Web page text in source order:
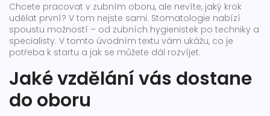
Chcete pracovat v zubním oboru, ale nevíte, jaký krok
udělat první? V tom nejste sami. Stomatologie nabízí
spoustu možností – od zubních hygienistek po techniky a
specialisty. V tomto úvodním textu vám ukážu, co je
potřeba k startu a jak se můžete dál rozvíjet.
Jaké vzdělání vás dostane
do oboru